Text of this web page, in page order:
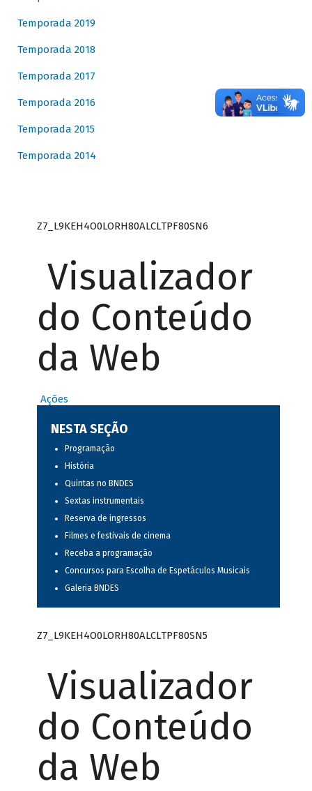
Temporada 2019
Temporada 2018
Temporada 2017
Temporada 2016
Temporada 2015
Temporada 2014
Z7_L9KEH4O0LORH80ALCLTPF80SN6
Visualizador
do Conteúdo
da Web
Ações
NESTA SEÇÃO
Programação
História
Quintas no BNDES
Sextas instrumentais
Reserva de ingressos
Filmes e festivais de cinema
Receba a programação
Concursos para Escolha de Espetáculos Musicais
Galeria BNDES
Z7_L9KEH4O0LORH80ALCLTPF80SN5
Visualizador
do Conteúdo
da Web